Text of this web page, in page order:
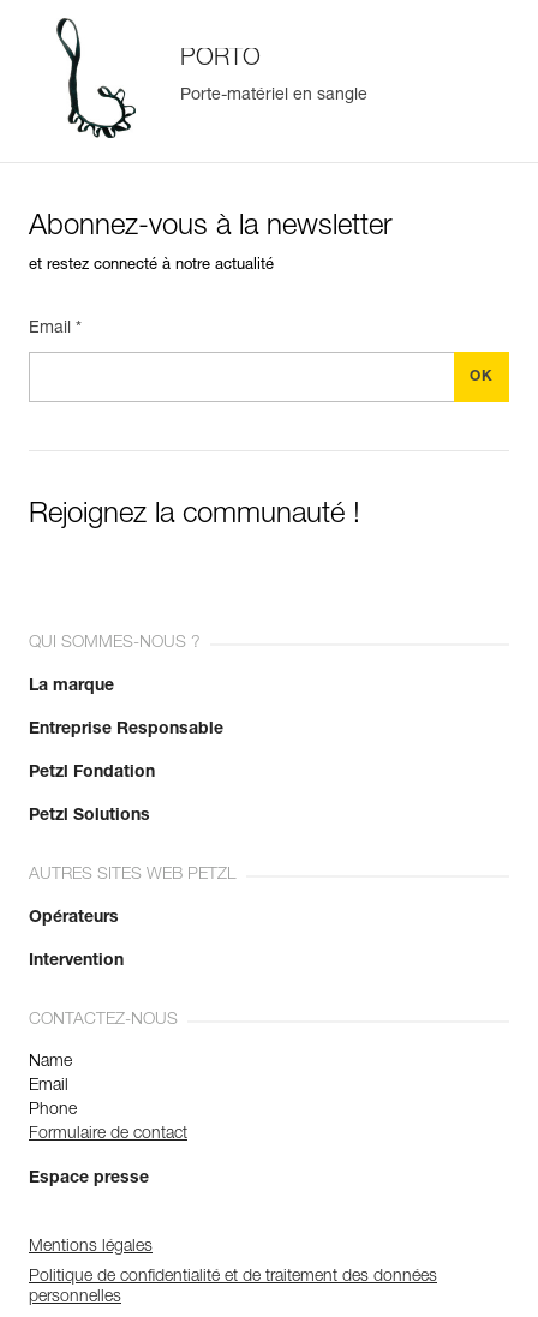
PORTO
Porte-matériel en sangle
Abonnez-vous à la newsletter
et restez connecté à notre actualité
Email *
Rejoignez la communauté !
QUI SOMMES-NOUS ?
La marque
Entreprise Responsable
Petzl Fondation
Petzl Solutions
AUTRES SITES WEB PETZL
Opérateurs
Intervention
CONTACTEZ-NOUS
Name
Email
Phone
Formulaire de contact
Espace presse
Mentions légales
Politique de confidentialité et de traitement des données
personnelles